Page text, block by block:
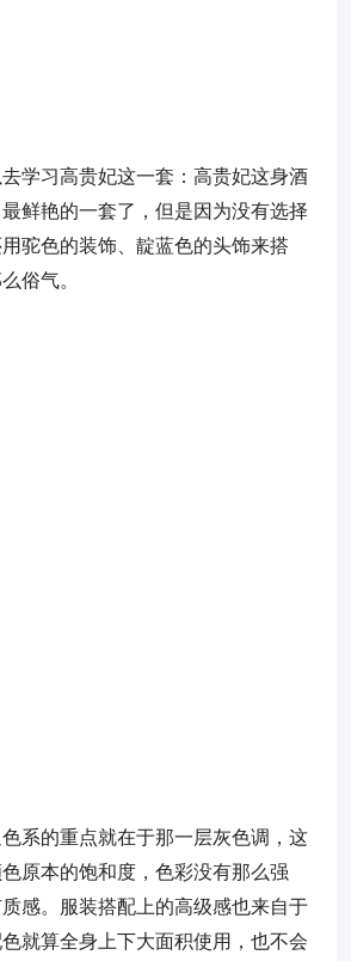
学习高贵妃这一套：高贵妃这身酒
鲜艳的一套了，但是因为没有选择
驼色的装饰、靛蓝色的头饰来搭
俗气。
系的重点就在于那一层灰色调，这
原本的饱和度，色彩没有那么强
感。服装搭配上的高级感也来自于
就算全身上下大面积使用，也不会